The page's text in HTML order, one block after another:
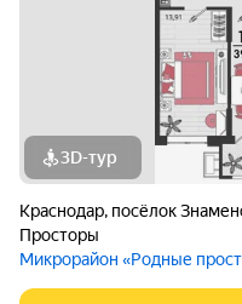
3D-тур
Краснодар, посёлок
Просторы
Микрорайон «Родные